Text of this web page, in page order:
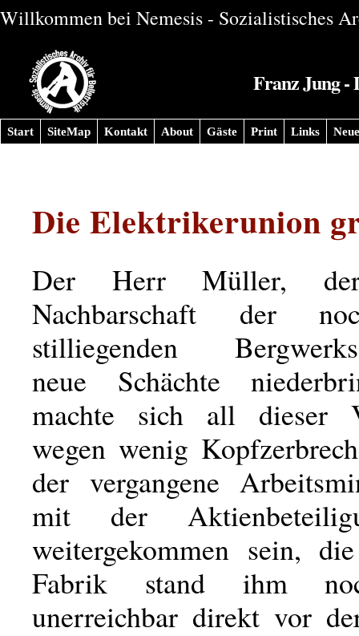
Willkommen bei Nemesis - Sozialistisches
Franz Jung -
Start SiteMap Kontakt About Gäste Print Links
Die Elektrikerunion
Der Herr Müller,
Nachbarschaft der
stilliegenden
neue Schächte
machte sich all dieser
wegen wenig
der vergangene
mit der
weitergekommen sein,
Fabrik stand ihm
unerreichbar direkt vor